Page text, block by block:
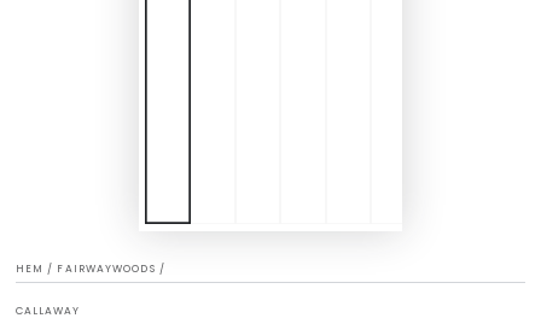
HEM / FAIRWAYWOODS /
CALLAWAY